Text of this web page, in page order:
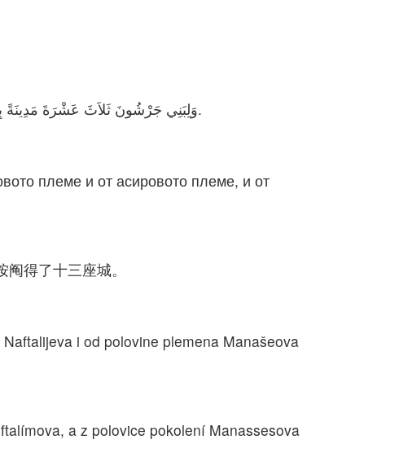
وَلِبَنِي جَرْشُونَ ثَلاَثَ عَشْرَةَ مَدِينَةً بِالْقُرْعَةِ مِنْ عَشَائِرِ سِبْطِ يَسَّاكَرَ وَمِنْ سِبْطِ أَشِيرَ وَمِنْ سِبْطِ نَفْتَالِي وَمِنْ نِصْفِ سِبْطِ مَنَسَّى فِي بَاشَانَ.
племе и от асировото племе, и от
得了十三座城。
i od polovine plemena Manašeova
a z polovice pokolení Manassesova